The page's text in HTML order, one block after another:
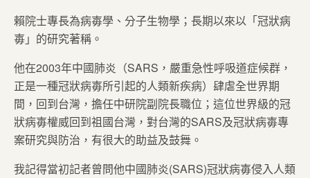
賴院士專長為病毐學、分子生物學；長期以來以「冠狀病
毐」的研究著稱。
他在2003年中國肺炎（SARS，嚴重急性呼吸道症候群，
正是一種冠狀病毐所引起的人類新疾病）肆虐全世界期
間，回到台灣，擔任中研院副院長職位；這位世界級的冠
狀病毐權威回到祖國台灣，對台灣的SARS及冠狀病毐專
案研究與防治，有很大的助益及鼓舞。
我記得當初記者曾問他中國肺炎(SARS)冠狀病毐侵入人類